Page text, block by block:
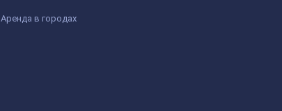
Аренда в городах